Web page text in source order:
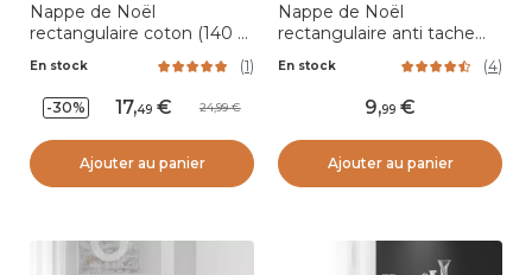
Nappe de Noël
rectangulaire coton (140 x
240 cm) Guirlande Festive
En stock (1)
-30% 17,49 24,99
Ajouter au panier
Nappe de Noël
rectangulaire anti tache
(140 x 240 cm) Firmament
Noir et doré
En stock (4)
9,99
Ajouter au panier